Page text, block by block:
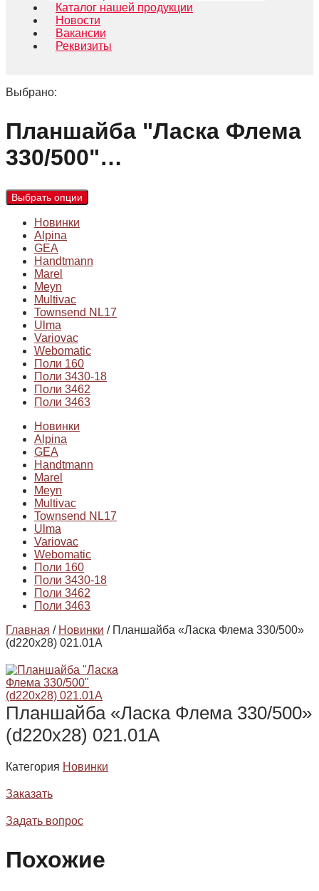
Каталог нашей продукции
Новости
Вакансии
Реквизиты
Выбрано:
Планшайба "Ласка Флема
330/500"…
Выбрать опции
Новинки
Alpina
GEA
Handtmann
Marel
Meyn
Multivac
Townsend NL17
Ulma
Variovac
Webomatic
Поли 160
Поли 3430-18
Поли 3462
Поли 3463
Новинки
Alpina
GEA
Handtmann
Marel
Meyn
Multivac
Townsend NL17
Ulma
Variovac
Webomatic
Поли 160
Поли 3430-18
Поли 3462
Поли 3463
Главная / Новинки / Планшайба «Ласка Флема 330/500»
(d220х28) 021.01А
Планшайба «Ласка Флема 330/500»
(d220х28) 021.01А
Категория Новинки
Заказать
Задать вопрос
Похожие